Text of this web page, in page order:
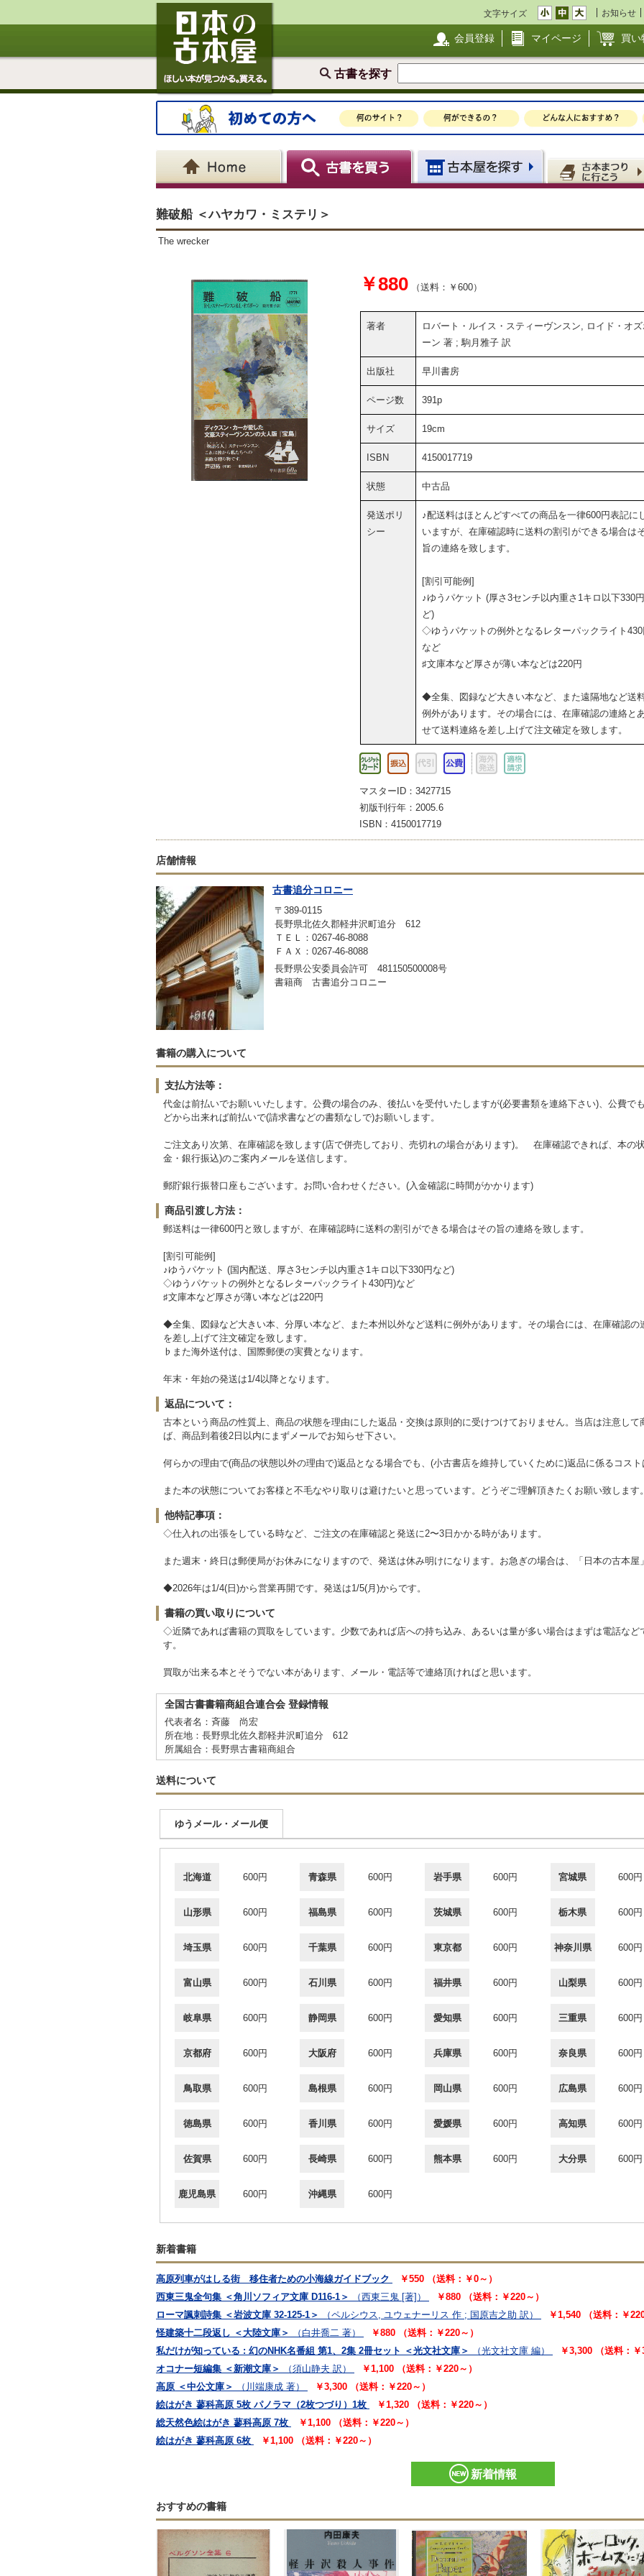
文字サイズ お知らせ
会員登録 マイページ 買い
古書を探す
難破船 ＜ハヤカワ・ミステリ＞
The wrecker
￥880 （送料：￥600）
著者
ロバート・ルイス・スティーヴンスン, ロイド・オズ
ーン 著 ; 駒月雅子 訳
出版社 早川書房
ページ数 391p
サイズ 19cm
ISBN 4150017719
状態 中古品
発送ポリ
シー
♪配送料はほとんどすべての商品を一律600円表記に
いますが、在庫確認時に送料の割引ができる場合は
旨の連絡を致します。
[割引可能例]
♪ゆうパケット (厚さ3センチ以内重さ1キロ以下330
ど)
◇ゆうパケットの例外となるレターパックライト430
など
♯文庫本など厚さが薄い本などは220円
◆全集、図録など大きい本など、また遠隔地など送
例外があります。その場合には、在庫確認の連絡と
せて送料連絡を差し上げて注文確定を致します。
マスターID：3427715
初版刊行年：2005.6
ISBN：4150017719
店舗情報
古書追分コロニー
〒389-0115
長野県北佐久郡軽井沢町追分 612
ＴＥＬ：0267-46-8088
ＦＡＸ：0267-46-8088
長野県公安委員会許可 481150500008号
書籍商 古書追分コロニー
書籍の購入について
支払方法等：
代金は前払いでお願いいたします。公費の場合のみ、後払いを受付いたしますが(必要書類を連絡下さい)、公費で
どから出来れば前払いで(請求書などの書類なしで)お願いします。
ご注文あり次第、在庫確認を致します(店で併売しており、売切れの場合があります)。 在庫確認できれば、本の
金・銀行振込)のご案内メールを送信します。
郵貯銀行振替口座もございます。お問い合わせください。(入金確認に時間がかかります)
商品引渡し方法：
郵送料は一律600円と致しますが、在庫確認時に送料の割引ができる場合はその旨の連絡を致します。
[割引可能例]
♪ゆうパケット (国内配送、厚さ3センチ以内重さ1キロ以下330円など)
◇ゆうパケットの例外となるレターパックライト430円)など
♯文庫本など厚さが薄い本などは220円
◆全集、図録など大きい本、分厚い本など、また本州以外など送料に例外があります。その場合には、在庫確認
を差し上げて注文確定を致します。
♭また海外送付は、国際郵便の実費となります。
年末・年始の発送は1/4以降となります。
返品について：
古本という商品の性質上、商品の状態を理由にした返品・交換は原則的に受けつけておりません。当店は注意し
ば、商品到着後2日以内にまずメールでお知らせ下さい。
何らかの理由で(商品の状態以外の理由で)返品となる場合でも、(小古書店を維持していくために)返品に係るコスト
また本の状態についてお客様と不毛なやり取りは避けたいと思っています。どうぞご理解頂きたくお願い致します。
他特記事項：
◇仕入れの出張をしている時など、ご注文の在庫確認と発送に2〜3日かかる時があります。
また週末・終日は郵便局がお休みになりますので、発送は休み明けになります。お急ぎの場合は、「日本の古本屋
◆2026年は1/4(日)から営業再開です。発送は1/5(月)からです。
書籍の買い取りについて
◇近隣であれば書籍の買取をしています。少数であれば店への持ち込み、あるいは量が多い場合はまずは電話など
す。
買取が出来る本とそうでない本があります、メール・電話等で連絡頂ければと思います。
全国古書書籍商組合連合会 登録情報
代表者名：斉藤 尚宏
所在地：長野県北佐久郡軽井沢町追分 612
所属組合：長野県古書籍商組合
送料について
ゆうメール・メール便
北海道 600円 青森県 600円 岩手県 600円 宮城県 600円
山形県 600円 福島県 600円 茨城県 600円 栃木県 600円
埼玉県 600円 千葉県 600円 東京都 600円 神奈川県 600円
富山県 600円 石川県 600円 福井県 600円 山梨県 600円
岐阜県 600円 静岡県 600円 愛知県 600円 三重県 600円
京都府 600円 大阪府 600円 兵庫県 600円 奈良県 600円
鳥取県 600円 島根県 600円 岡山県 600円 広島県 600円
徳島県 600円 香川県 600円 愛媛県 600円 高知県 600円
佐賀県 600円 長崎県 600円 熊本県 600円 大分県 600円
鹿児島県 600円 沖縄県 600円
新着書籍
高原列車がはしる街 移住者ための小海線ガイドブック
￥550 （送料：￥0～）
西東三鬼全句集 ＜角川ソフィア文庫 D116-1＞
（西東三鬼 [著]）
￥880 （送料：￥220～）
ローマ諷刺詩集 ＜岩波文庫 32-125-1＞
（ペルシウス, ユウェナーリス 作 ; 国原吉之助 訳）
￥1,540 （送料：￥220
怪建築十二段返し ＜大陸文庫＞
（白井喬二 著）
￥880 （送料：￥220～）
私だけが知っている : 幻のNHK名番組 第1、2集 2冊セット ＜光文社文庫＞
（光文社文庫 編）
￥3,300 （送料：￥
オコナー短編集 ＜新潮文庫＞
（須山静夫 訳）
￥1,100 （送料：￥220～）
高原 ＜中公文庫＞
（川端康成 著）
￥3,300 （送料：￥220～）
絵はがき 蓼科高原 5枚 パノラマ（2枚つづり）1枚
￥1,320 （送料：￥220～）
総天然色絵はがき 蓼科高原 7枚
￥1,100 （送料：￥220～）
絵はがき 蓼科高原 6枚
￥1,100 （送料：￥220～）
新着情報
おすすめの書籍